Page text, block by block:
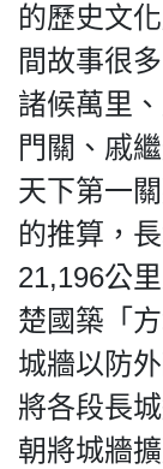
的歷史文
間故事很
諸候萬里
門關、戚
天下第一
的推算，
21,196公
楚國築「
城牆以防
將各段長
朝將城牆